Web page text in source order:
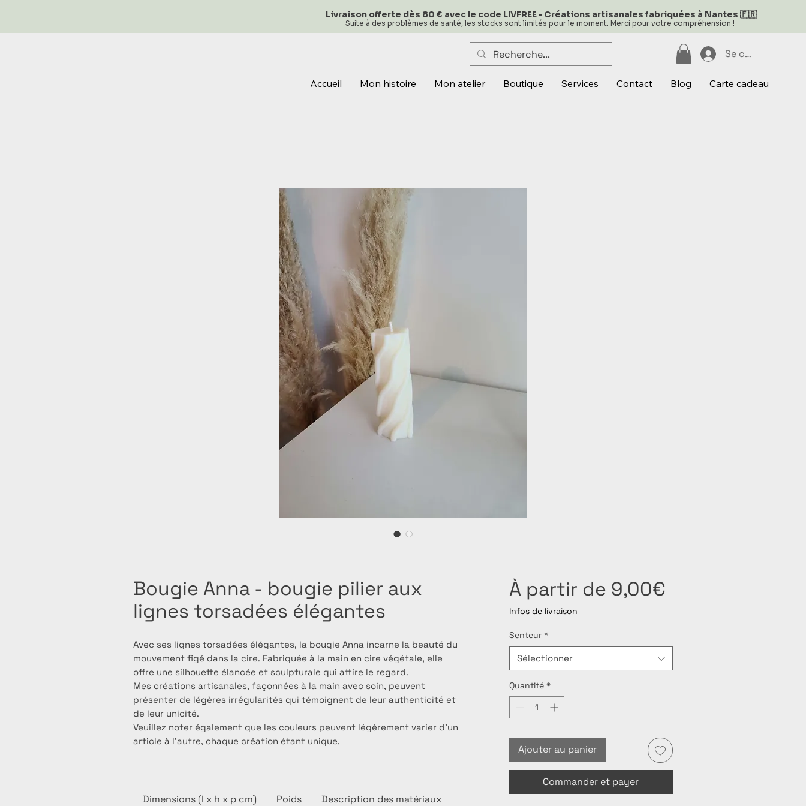
Livraison offerte dès 80 € avec le code LIVFREE • Créations artisanales fabriquées à Nantes 🇫🇷
Suite à des problèmes de santé, les stocks sont limités pour le moment. Merci pour votre compréhension !
Se connecter
Accueil Mon histoire Mon atelier Boutique Services Contact Blog Carte cadeau
Bougie Anna - bougie pilier aux
lignes torsadées élégantes
Avec ses lignes torsadées élégantes, la bougie Anna incarne la beauté du
mouvement figé dans la cire. Fabriquée à la main en cire végétale, elle
offre une silhouette élancée et sculpturale qui attire le regard.
Mes créations artisanales, façonnées à la main avec soin, peuvent
présenter de légères irrégularités qui témoignent de leur authenticité et
de leur unicité.
Veuillez noter également que les couleurs peuvent légèrement varier d’un
article à l’autre, chaque création étant unique.
Dimensions (l x h x p cm) Poids Description des matériaux
À partir de 9,00€Prix
Infos de livraison
Senteur *
Sélectionner
Quantité *
Ajouter au panier
Commander et payer